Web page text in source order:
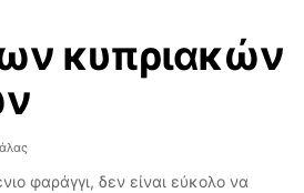
κυπριακών
φαράγγι, δεν είναι εύκολο να